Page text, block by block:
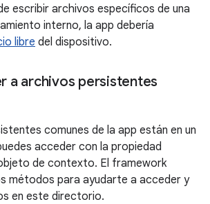
escribir archivos específicos de una
interno, la app debería
libre del dispositivo.
a archivos persistentes
comunes de la app están en un
acceder con la propiedad
de contexto. El framework
métodos para ayudarte a acceder y
en este directorio.